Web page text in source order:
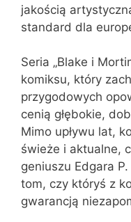
jakością
standard dla
Seria „Blake i
komiksu, który
przygodowych
cenią głębokie,
Mimo upływu lat,
świeże i aktualne,
geniuszu Edgara
tom, czy któryś z
gwarancją